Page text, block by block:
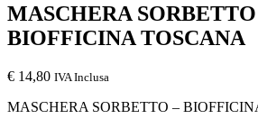
MASCHERA
BIOFFICINA TOSCANA
€ 14,80 IVA Inclusa
MASCHERA SORBETTO –